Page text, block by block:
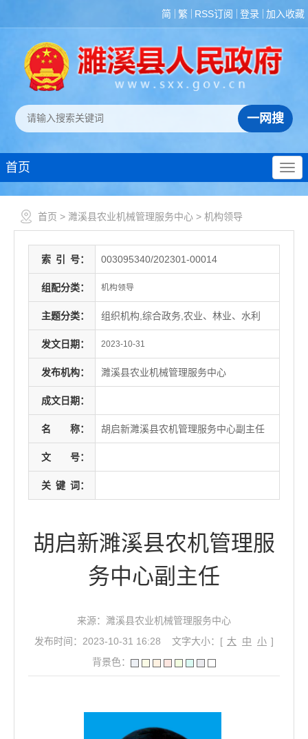
简 繁 RSS订阅 登录 加入收藏
首页
首页 > 濉溪县农业机械管理服务中心 > 机构领导
索 引 号： 003095340/202301-00014
组配分类： 机构领导
主题分类： 组织机构,综合政务,农业、林业、水利
发文日期： 2023-10-31
发布机构： 濉溪县农业机械管理服务中心
成文日期：
名 称： 胡启新濉溪县农机管理服务中心副主任
文 号：
关 键 词：
胡启新濉溪县农机管理服
务中心副主任
来源：濉溪县农业机械管理服务中心
发布时间：2023-10-31 16:28
文字大小：[ 大 中 小 ]
背景色：